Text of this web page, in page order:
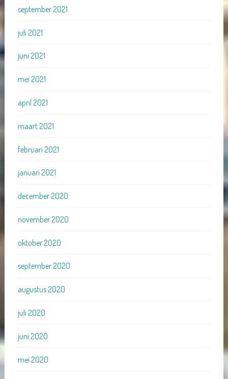
september 2021
juli 2021
juni 2021
mei 2021
april 2021
maart 2021
februari 2021
januari 2021
december 2020
november 2020
oktober 2020
september 2020
augustus 2020
juli 2020
juni 2020
mei 2020